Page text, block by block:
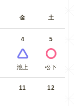
金 土
4
池上
5
松下
11 12